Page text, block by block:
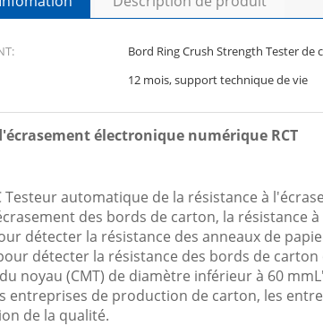
Bord Ring Crush Strength Tester de
12 mois, support technique de vie
électronique numérique RCT
Testeur automatique de la résistance à
des bords de carton, la résistance
détecter la résistance des anneaux de
détecter la résistance des bords de carton
noyau (CMT) de diamètre inférieur à 60
entreprises de production de carton, les
de la qualité.